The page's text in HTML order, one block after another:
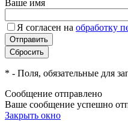
Ваше имя
Я согласен на обработку
* - Поля, обязательные для
Сообщение отправлено
Ваше сообщение успешно
Закрыть окно